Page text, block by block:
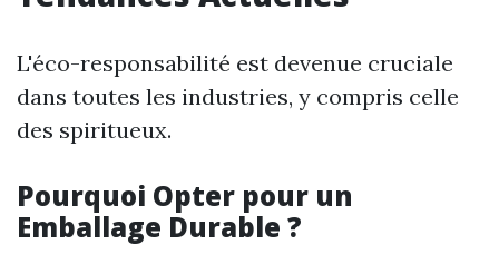
L'éco-responsabilité est devenue cruciale
dans toutes les industries, y compris celle
des spiritueux.
Pourquoi Opter pour un
Emballage Durable ?